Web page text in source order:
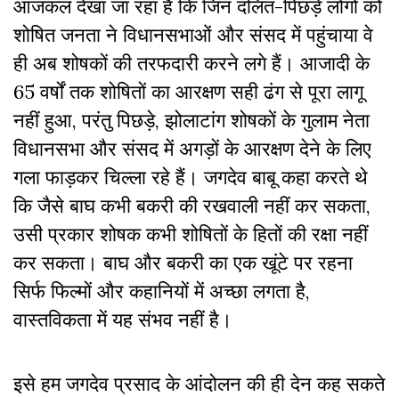
आजकल देखा जा रहा है कि जिन दलित-पिछड़े लोगों को
शोषित जनता ने विधानसभाओं और संसद में पहुंचाया वे
ही अब शोषकों की तरफदारी करने लगे हैं। आजादी के
65 वर्षों तक शोषितों का आरक्षण सही ढंग से पूरा लागू
नहीं हुआ, परंतु पिछड़े, झोलाटांग शोषकों के गुलाम नेता
विधानसभा और संसद में अगड़ों के आरक्षण देने के लिए
गला फाड़कर चिल्ला रहे हैं। जगदेव बाबू कहा करते थे
कि जैसे बाघ कभी बकरी की रखवाली नहीं कर सकता,
उसी प्रकार शोषक कभी शोषितों के हितों की रक्षा नहीं
कर सकता। बाघ और बकरी का एक खूंटे पर रहना
सिर्फ फिल्मों और कहानियों में अच्छा लगता है,
वास्तविकता में यह संभव नहीं है।
इसे हम जगदेव प्रसाद के आंदोलन की ही देन कह सकते